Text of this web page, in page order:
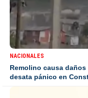
NACIONALES
Remolino causa
desata pánico en